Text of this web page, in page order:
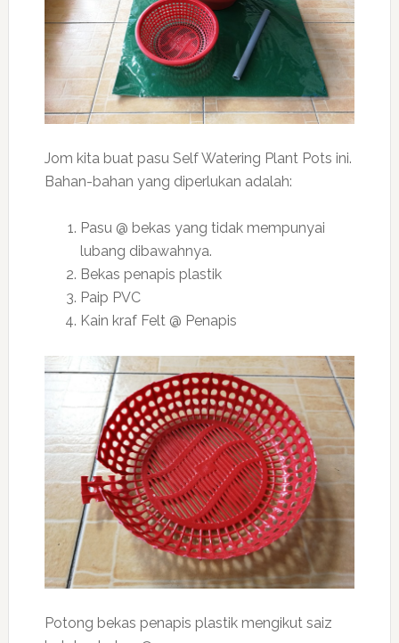
Jom kita buat pasu Self Watering Plant Pots ini.
Bahan-bahan yang diperlukan adalah:
Pasu @ bekas yang tidak mempunyai
lubang dibawahnya.
Bekas penapis plastik
Paip PVC
Kain kraf Felt @ Penapis
Potong bekas penapis plastik mengikut saiz